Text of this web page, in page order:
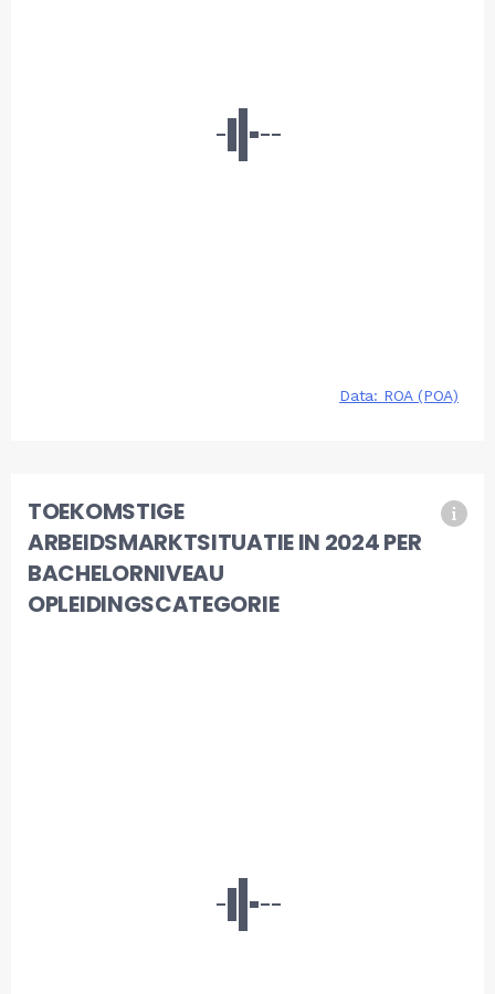
TOEKOMSTIGE
ARBEIDSMARKTSITUATIE IN 2024 PER
BACHELORNIVEAU
OPLEIDINGSCATEGORIE